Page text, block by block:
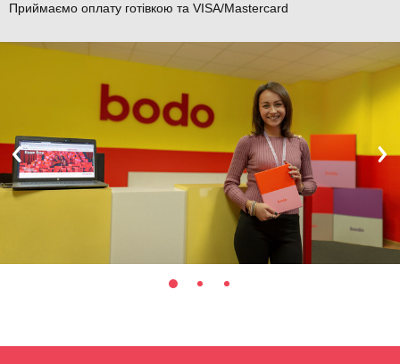
Приймаємо оплату готівкою та VISA/Mastercard